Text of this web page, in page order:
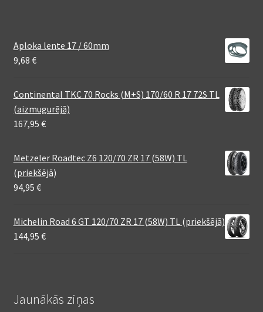
Aploka lente 17 / 60mm
9,68 €
Continental TKC 70 Rocks (M+S) 170/60 R 17 72S TL
(aizmugurējā)
167,95 €
Metzeler Roadtec Z6 120/70 ZR 17 (58W) TL
(priekšējā)
94,95 €
Michelin Road 6 GT 120/70 ZR 17 (58W) TL (priekšējā)
144,95 €
Jaunākās ziņas